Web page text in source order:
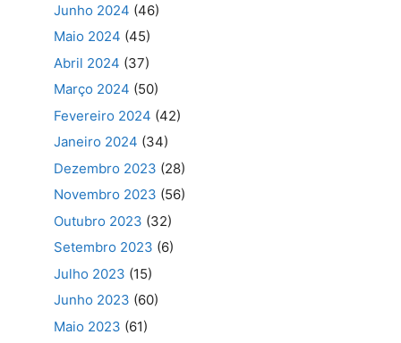
Junho 2024 (46)
Maio 2024 (45)
Abril 2024 (37)
Março 2024 (50)
Fevereiro 2024 (42)
Janeiro 2024 (34)
Dezembro 2023 (28)
Novembro 2023 (56)
Outubro 2023 (32)
Setembro 2023 (6)
Julho 2023 (15)
Junho 2023 (60)
Maio 2023 (61)